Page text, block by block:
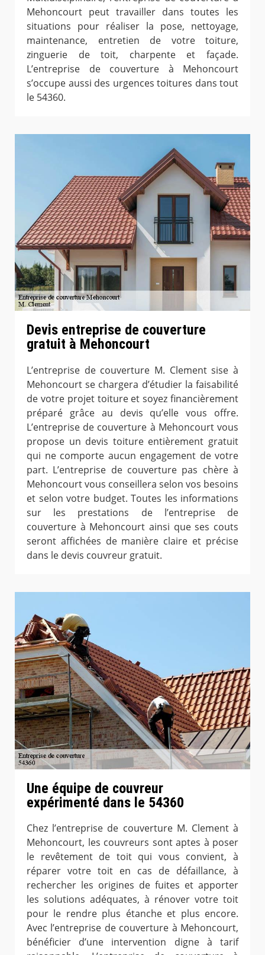
Mehoncourt peut travailler dans toutes les
situations pour réaliser la pose, nettoyage,
maintenance, entretien de votre toiture,
zinguerie de toit, charpente et façade.
L’entreprise de couverture à Mehoncourt
s’occupe aussi des urgences toitures dans tout
le 54360.
Devis entreprise de couverture
gratuit à Mehoncourt
L’entreprise de couverture M. Clement sise à
Mehoncourt se chargera d’étudier la faisabilité
de votre projet toiture et soyez financièrement
préparé grâce au devis qu’elle vous offre.
L’entreprise de couverture à Mehoncourt vous
propose un devis toiture entièrement gratuit
qui ne comporte aucun engagement de votre
part. L’entreprise de couverture pas chère à
Mehoncourt vous conseillera selon vos besoins
et selon votre budget. Toutes les informations
sur les prestations de l’entreprise de
couverture à Mehoncourt ainsi que ses couts
seront affichées de manière claire et précise
dans le devis couvreur gratuit.
Une équipe de couvreur
expérimenté dans le 54360
Chez l’entreprise de couverture M. Clement à
Mehoncourt, les couvreurs sont aptes à poser
le revêtement de toit qui vous convient, à
réparer votre toit en cas de défaillance, à
rechercher les origines de fuites et apporter
les solutions adéquates, à rénover votre toit
pour le rendre plus étanche et plus encore.
Avec l’entreprise de couverture à Mehoncourt,
bénéficier d’une intervention digne à tarif